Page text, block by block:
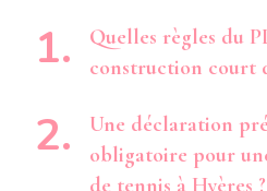
Quelles règles du
construction court
Une déclaration
obligatoire pour
de tennis à Hyères ?